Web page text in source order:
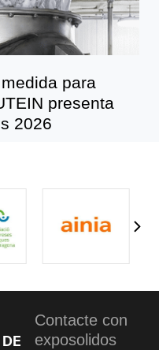
para
presenta
2026
Contacte con
exposolidos